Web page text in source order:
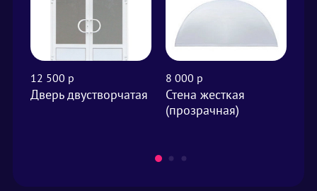
12 500 р
Дверь двустворчатая
8 000 р
Стена жесткая
(прозрачная)